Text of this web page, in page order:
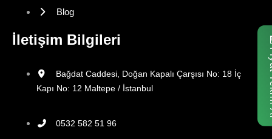
Blog
İletişim Bilgileri
Bağdat Caddesi, Doğan Kapalı Çarşısı No: 18 İç
Kapı No: 12 Maltepe / İstanbul
0532 582 51 96